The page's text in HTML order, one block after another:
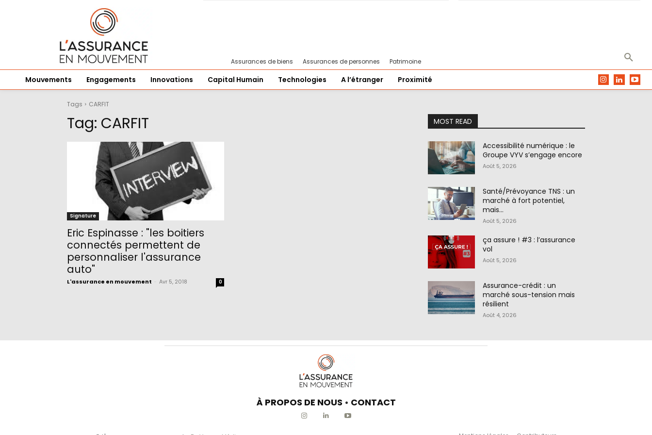
Assurances de biens Assurances de personnes Patrimoine
Mouvements Engagements Innovations Capital Humain Technologies A l’étranger Proximité
Tags CARFIT
Tag: CARFIT
Signature
Eric Espinasse : "les boitiers
connectés permettent de
personnaliser l'assurance
auto"
L'assurance en mouvement Avr 5, 2018 0
MOST READ
Accessibilité numérique : le
Groupe VYV s’engage encore
Août 5, 2026
Santé/Prévoyance TNS : un
marché à fort potentiel,
mais…
Août 5, 2026
ça assure ! #3 : l’assurance
vol
Août 5, 2026
Assurance-crédit : un
marché sous-tension mais
résilient
Août 4, 2026
À PROPOS DE NOUS • CONTACT